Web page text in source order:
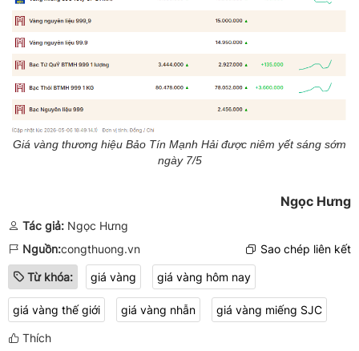
Giá vàng thương hiệu Bảo Tín Mạnh Hải được niêm yết sáng sớm
ngày 7/5
Ngọc Hưng
Tác giả: Ngọc Hưng
Nguồn:congthuong.vn Sao chép liên kết
Từ khóa: giá vàng giá vàng hôm nay
giá vàng thế giới giá vàng nhẫn giá vàng miếng SJC
Thích